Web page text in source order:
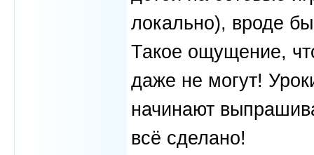
локально), вроде
Такое ощущение,
даже не могут!
начинают
всё сделано!